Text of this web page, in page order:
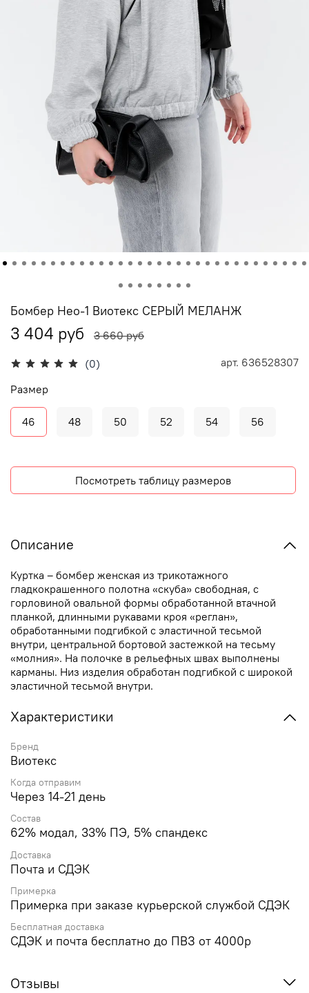
(0) арт. 636528307
Бомбер Нео-1 Виотекс СЕРЫЙ МЕЛАНЖ
3 404 руб 3 660 руб
Размер
46 48 50 52 54 56
Посмотреть таблицу размеров
Описание
Куртка – бомбер женская из трикотажного
гладкокрашенного полотна «скуба» свободная, с
горловиной овальной формы обработанной втачной
планкой, длинными рукавами кроя «реглан»,
обработанными подгибкой с эластичной тесьмой
внутри, центральной бортовой застежкой на тесьму
«молния». На полочке в рельефных швах выполнены
карманы. Низ изделия обработан подгибкой с широкой
эластичной тесьмой внутри.
Характеристики
Бренд
Виотекс
Когда отправим
Через 14-21 день
Состав
62% модал, 33% ПЭ, 5% спандекс
Доставка
Почта и СДЭК
Примерка
Примерка при заказе курьерской службой СДЭК
Бесплатная доставка
СДЭК и почта бесплатно до ПВЗ от 4000р
Отзывы